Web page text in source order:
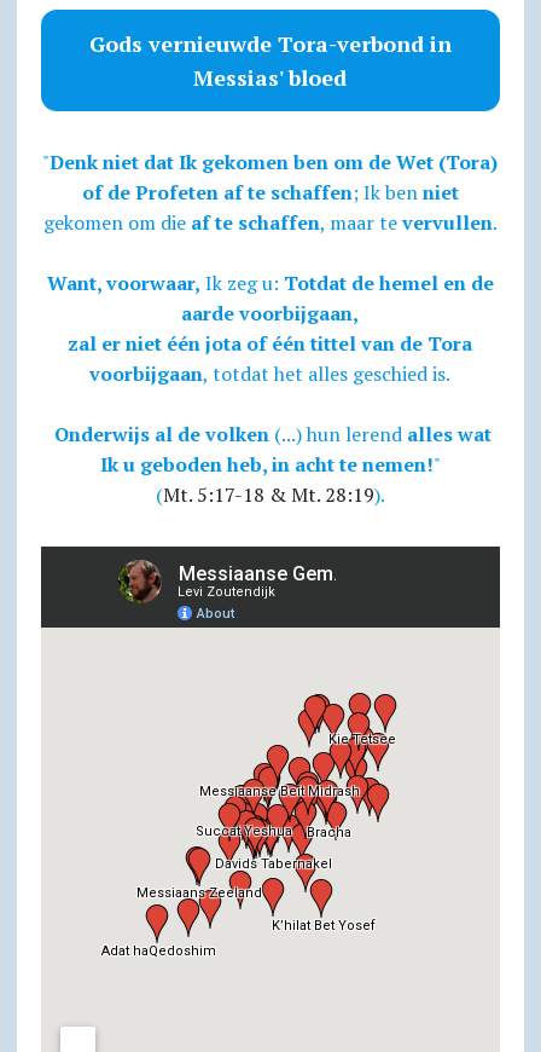
Gods vernieuwde Tora-verbond in
Messias' bloed
"Denk niet dat Ik gekomen ben om de Wet (Tora)
of de Profeten af te schaffen; Ik benniet
gekomen om die af te schaffen, maar tevervullen.
Want, voorwaar, Ik zeg u: Totdat de hemel en de
aarde voorbijgaan,
zal er niet één jota of één tittel van de Tora
voorbijgaan, totdat het alles geschied is.
Onderwijs al de volken(...) hun lerend alles wat
Ik u geboden heb, in acht te nemen!"
(Mt. 5:17-18 & Mt. 28:19).